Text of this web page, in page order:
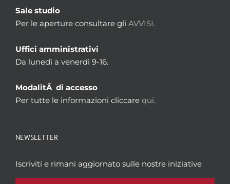
Sale studio
Per le aperture consultare gli AVVISI.
Uffici amministrativi
Da lunedì a venerdì 9-16.
ModalitÃ di accesso
Per tutte le informazioni cliccare qui.
NEWSLETTER
Iscriviti e rimani aggiornato sulle nostre iniziative